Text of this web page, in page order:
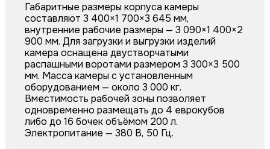
Габаритные размеры корпуса камеры
составляют 3 400×1 700×3 645 мм,
внутренние рабочие размеры — 3 090×1 400×2
900 мм. Для загрузки и выгрузки изделий
камера оснащена двустворчатыми
распашными воротами размером 3 300×3 500
мм. Масса камеры с установленным
оборудованием — около 3 000 кг.
Вместимость рабочей зоны позволяет
одновременно размещать до 4 еврокубов
либо до 16 бочек объёмом 200 л.
Электропитание — 380 В, 50 Гц.